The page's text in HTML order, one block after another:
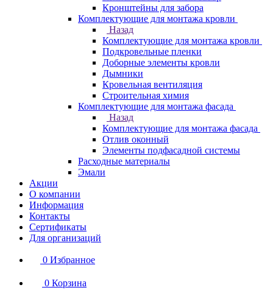
Кронштейны для забора
Комплектующие для монтажа кровли
Назад
Комплектующие для монтажа кровли
Подкровельные пленки
Доборные элементы кровли
Дымники
Кровельная вентиляция
Строительная химия
Комплектующие для монтажа фасада
Назад
Комплектующие для монтажа фасада
Отлив оконный
Элементы подфасадной системы
Расходные материалы
Эмали
Акции
О компании
Информация
Контакты
Сертификаты
Для организаций
0 Избранное
0 Корзина